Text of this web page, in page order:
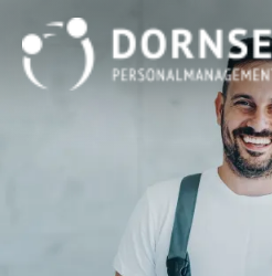
Für Arbeitnehmer
Für Unternehmen